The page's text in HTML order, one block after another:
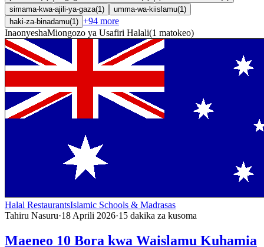
simama-kwa-ajili-ya-gaza(1 ) umma-wa-kiislamu(1 )
haki-za-binadamu(1 ) +94 more
InaonyeshaMiongozo ya Usafiri Halali(1 matokeo)
Halal RestaurantsIslamic Schools & Madrasas
Tahiru Nasuru·18 Aprili 2026·15 dakika za kusoma
Maeneo 10 Bora kwa Waislamu Kuhamia